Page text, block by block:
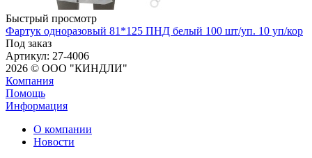
Быстрый просмотр
Фартук одноразовый 81*125 ПНД белый 100 шт/уп. 10 уп/кор
Под заказ
Артикул: 27-4006
2026 © ООО "КИНДЛИ"
Компания
Помощь
Информация
О компании
Новости